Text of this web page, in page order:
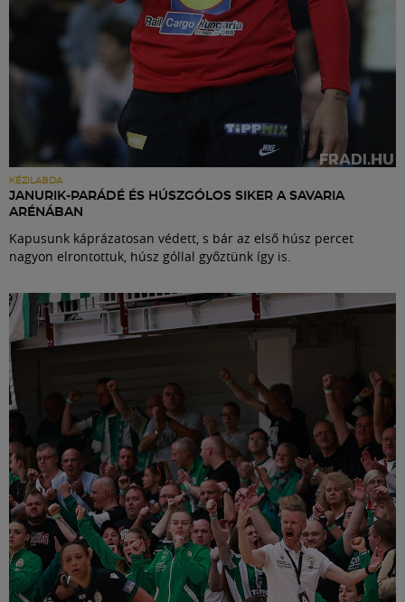
KÉZILABDA
JANURIK-PARÁDÉ ÉS HÚSZGÓLOS SIKER A SAVARIA
ARÉNÁBAN
Kapusunk káprázatosan védett, s bár az első húsz percet
nagyon elrontottuk, húsz góllal győztünk így is.